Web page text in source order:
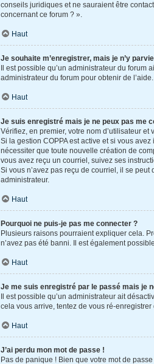
conseils juridiques et ne sauraient être
concernant ce forum ? ».
Haut
Je souhaite m’enregistrer, mais je n’y
Il est possible qu’un administrateur du
administrateur du forum pour obtenir de l’aide.
Haut
Je suis enregistré mais je ne peux pas me
Vérifiez, en premier, votre nom d’utilisateur
Si la gestion COPPA est active et si vous
nécessiter que toute nouvelle création de
vous avez reçu un courriel, suivez ses
Si vous n’avez pas reçu de courriel, il se
administrateur.
Haut
Pourquoi ne puis-je pas me connecter ?
Plusieurs raisons pourraient expliquer cela.
n’avez pas été banni. Il est également
Haut
Je me suis enregistré par le passé mais je
Il est possible qu’un administrateur ait
cela vous arrive, tentez de vous ré-
Haut
J’ai perdu mon mot de passe !
Pas de panique ! Bien que votre mot de